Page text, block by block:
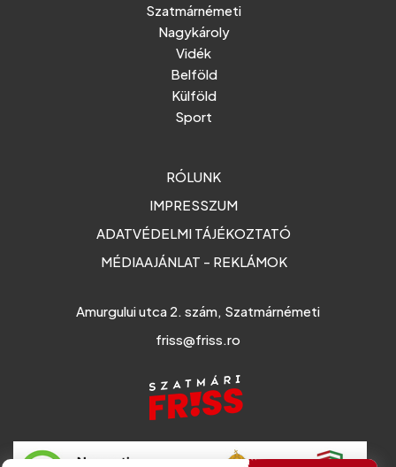
Szatmárnémeti
Nagykároly
Vidék
Belföld
Külföld
Sport
RÓLUNK
IMPRESSZUM
ADATVÉDELMI TÁJÉKOZTATÓ
MÉDIAAJÁNLAT - REKLÁMOK
Amurgului utca 2. szám, Szatmárnémeti
friss@friss.ro